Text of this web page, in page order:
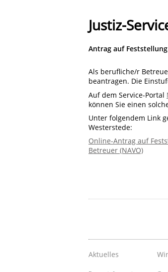
Justiz-
Antrag auf
Als berufliche/r
beantragen. Die
Auf dem Service-Portal
können Sie einen
Unter folgendem Link
Westerstede:
Online-Antrag auf
Betreuer (NAVO)
Aktuelles